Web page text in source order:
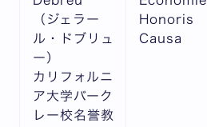
（ジェラー
ル・ドブリュ
ー）
カリフォルニ
ア大学バーク
レー校名誉教
Honoris
Causa